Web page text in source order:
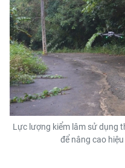
Lực lượng kiểm lâm sử dụng
để nâng cao